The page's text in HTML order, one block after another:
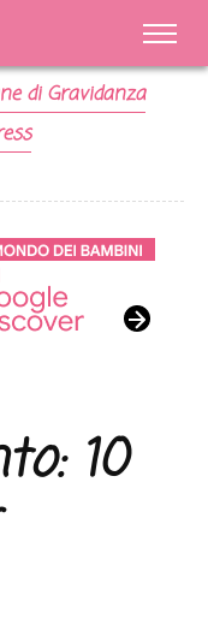
di Gravidanza
10